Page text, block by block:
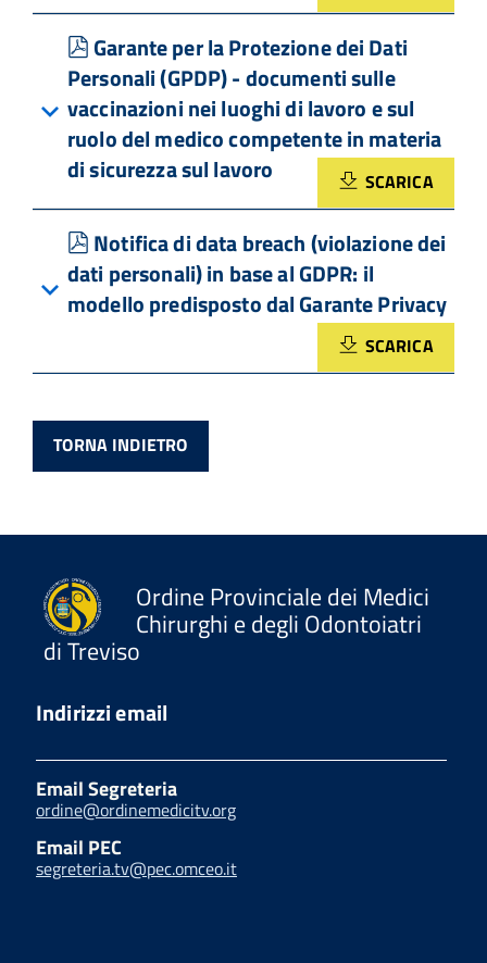
pdf
Garante per la Protezione dei Dati
Personali (GPDP) - documenti sulle
vaccinazioni nei luoghi di lavoro e sul
ruolo del medico competente in materia
di sicurezza sul lavoro
SCARICA
pdf
Notifica di data breach (violazione dei
dati personali) in base al GDPR: il
modello predisposto dal Garante Privacy
SCARICA
TORNA INDIETRO
Ordine Provinciale dei Medici
Chirurghi e degli Odontoiatri
di Treviso
Indirizzi email
Email Segreteria
ordine@ordinemedicitv.org
Email PEC
segreteria.tv@pec.omceo.it